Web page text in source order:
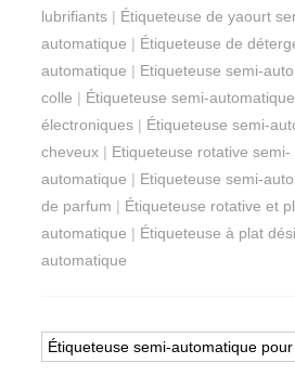
lubrifiants | Étiqueteuse de yaourt
automatique | Étiqueteuse de
automatique | Etiqueteuse semi-
colle | Étiqueteuse semi-
électroniques | Étiqueteuse semi-
cheveux | Etiqueteuse rotative semi-
automatique | Etiqueteuse semi-
de parfum | Étiqueteuse rotative et
automatique | Étiqueteuse à plat
automatique
Étiqueteuse semi-automatique